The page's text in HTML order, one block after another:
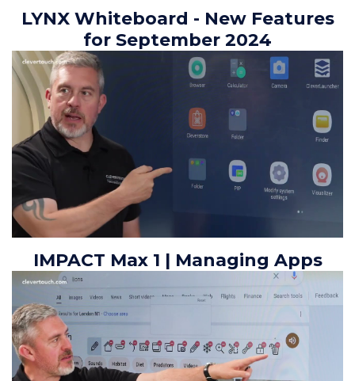
LYNX Whiteboard - New Features
for September 2024
IMPACT Max 1 | Managing Apps